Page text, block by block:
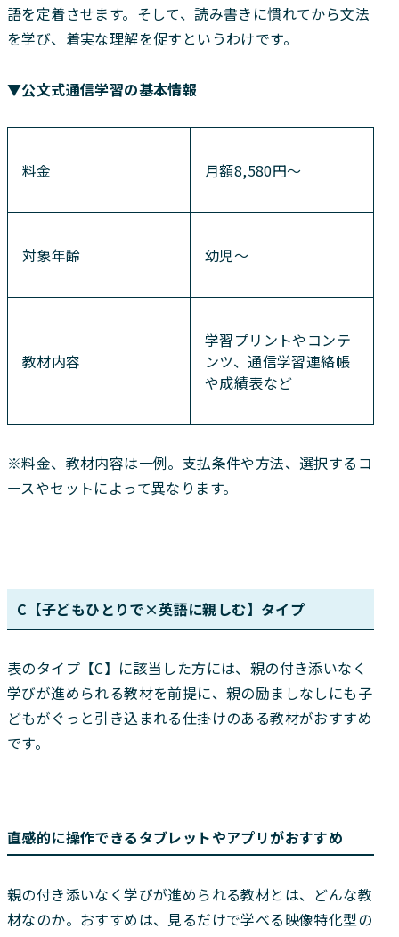
語を定着させます。そして、読み書きに慣れてから文法
を学び、着実な理解を促すというわけです。
▼公文式通信学習の基本情報
料金 月額8,580円〜
対象年齢 幼児〜
教材内容
学習プリントやコンテ
ンツ、通信学習連絡帳
や成績表など
※料金、教材内容は一例。支払条件や方法、選択するコ
ースやセットによって異なります。
C【子どもひとりで×英語に親しむ】タイプ
表のタイプ【C】に該当した方には、親の付き添いなく
学びが進められる教材を前提に、親の励ましなしにも子
どもがぐっと引き込まれる仕掛けのある教材がおすすめ
です。
直感的に操作できるタブレットやアプリがおすすめ
親の付き添いなく学びが進められる教材とは、どんな教
材なのか。おすすめは、見るだけで学べる映像特化型の